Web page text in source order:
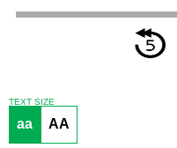
TEXT SIZE
aa AA